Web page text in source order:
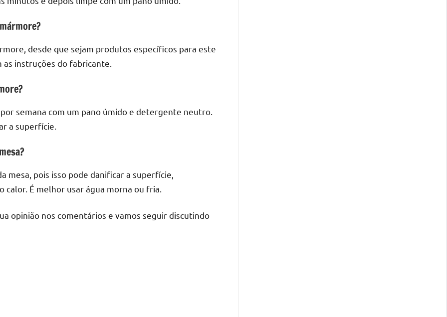
desde que sejam produtos específicos para este
instruções do fabricante.
semana com um pano úmido e detergente neutro.
a superfície.
mesa, pois isso pode danificar a superfície,
É melhor usar água morna ou fria.
opinião nos comentários e vamos seguir discutindo